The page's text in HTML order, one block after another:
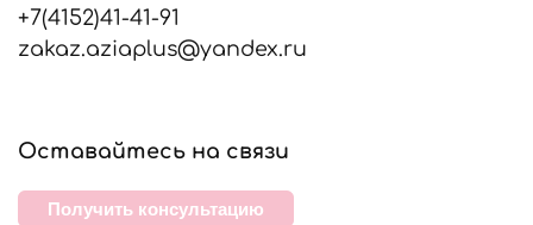
+7(4152)41-41-91
zakaz.aziaplus@yandex.ru
Оставайтесь на связи
Получить консультацию